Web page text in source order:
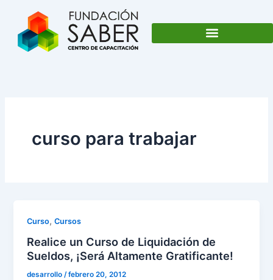
contenido
curso para trabajar
Curso,Cursos
Realice un Curso de Liquidación de
Sueldos, ¡Será Altamente Gratificante!
desarrollo/febrero 20, 2012